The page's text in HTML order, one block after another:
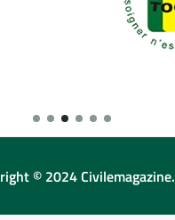
© 2024 Civilemagazine.